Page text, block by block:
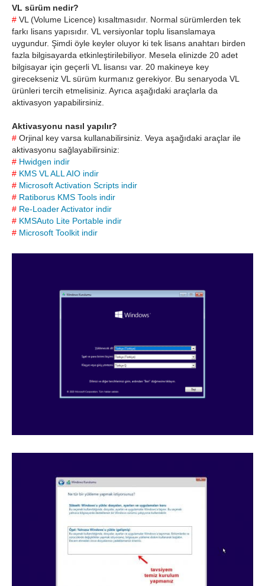
VL sürüm nedir?
# VL (Volume Licence) kısaltmasıdır. Normal sürümlerden tek
farkı lisans yapısıdır. VL versiyonlar toplu lisanslamaya
uygundur. Şimdi öyle keyler oluyor ki tek lisans anahtarı birden
fazla bilgisayarda etkinleştirilebiliyor. Mesela elinizde 20 adet
bilgisayar için geçerli VL lisansı var. 20 makineye key
girecekseniz VL sürüm kurmanız gerekiyor. Bu senaryoda VL
ürünleri tercih etmelisiniz. Ayrıca aşağıdaki araçlarla da
aktivasyon yapabilirsiniz.
Aktivasyonu nasıl yapılır?
# Orjinal key varsa kullanabilirsiniz. Veya aşağıdaki araçlar ile
aktivasyonu sağlayabilirsiniz:
# Hwidgen indir
# KMS VL ALL AIO indir
# Microsoft Activation Scripts indir
# Ratiborus KMS Tools indir
# Re-Loader Activator indir
# KMSAuto Lite Portable indir
# Microsoft Toolkit indir